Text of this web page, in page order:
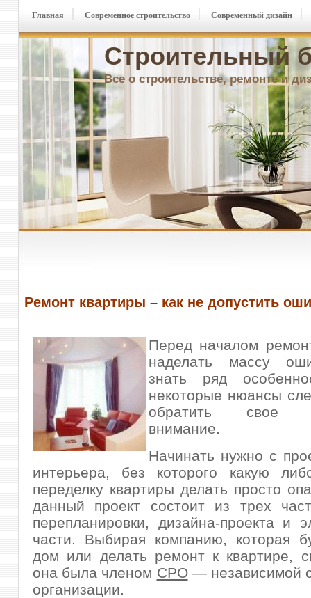
Строительный
Все о строительстве, ремонте и
Главная Современное строительство Современный дизайн
Ремонт квартиры – как не допустить
Перед началом
наделать массу
знать ряд
некоторые нюансы
обратить свое
внимание.
Начинать нужно с
интерьера, без которого какую
переделку квартиры делать просто
данный проект состоит из трех
перепланировки, дизайна-проекта и
части. Выбирая компанию, которая
дом или делать ремонт к квартире,
она была членом СРО— независимой
организации.